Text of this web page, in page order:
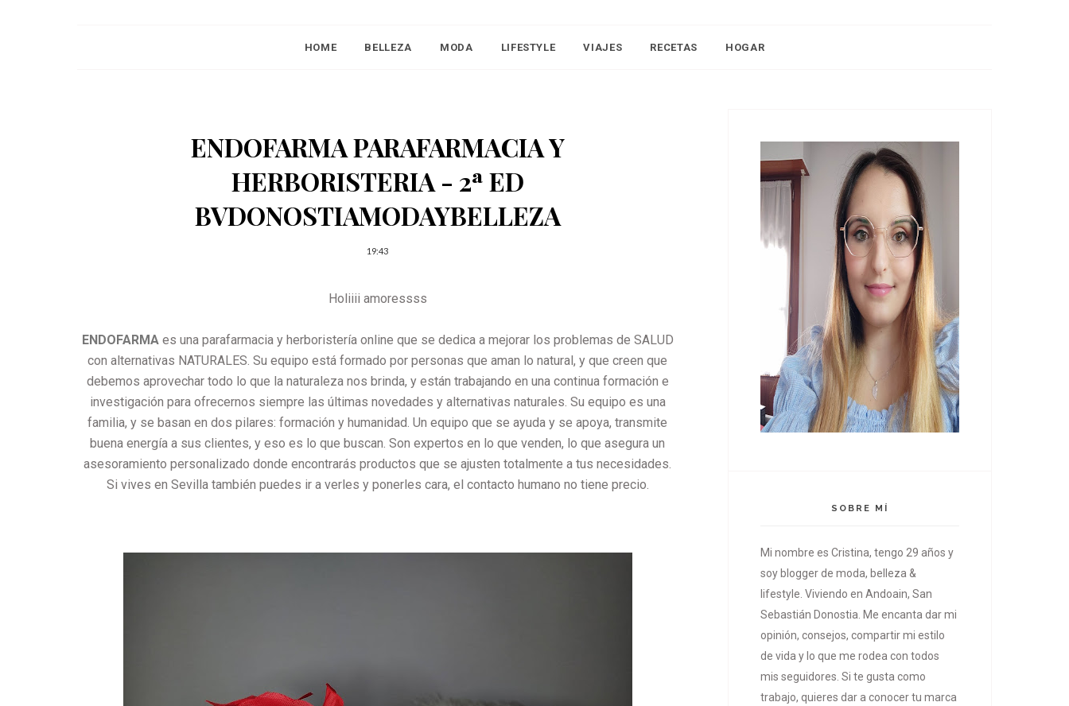
HOME BELLEZA MODA LIFESTYLE VIAJES RECETAS HOGAR
ENDOFARMA PARAFARMACIA Y
HERBORISTERIA - 2ª ED
BVDONOSTIAMODAYBELLEZA
19:43
Holiiii amoressss
ENDOFARMAes una parafarmacia y herboristería online que se dedica a mejorar los problemas de SALUD
con alternativas NATURALES. Su equipo está formado por personas que aman lo natural, y que creen que
debemos aprovechar todo lo que la naturaleza nos brinda, y están trabajando en una continua formación e
investigación para ofrecernos siempre las últimas novedades y alternativas naturales. Su equipo es una
familia, y se basan en dos pilares: formación y humanidad. Un equipo que se ayuda y se apoya, transmite
buena energía a sus clientes, y eso es lo que buscan. Son expertos en lo que venden, lo que asegura un
asesoramiento personalizado donde encontrarás productos que se ajusten totalmente a tus necesidades.
Si vives en Sevilla también puedes ir a verles y ponerles cara, el contacto humano no tiene precio.
SOBRE MÍ
Mi nombre es Cristina, tengo 29 años y
soy blogger de moda, belleza &
lifestyle. Viviendo en Andoain, San
Sebastián Donostia. Me encanta dar mi
opinión, consejos, compartir mi estilo
de vida y lo que me rodea con todos
mis seguidores. Si te gusta como
trabajo, quieres dar a conocer tu marca